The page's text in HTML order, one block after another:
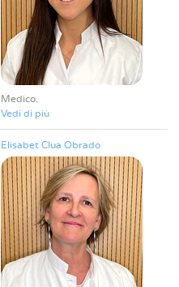
Medico
Vedi di più
Elisabet Clua Obradó